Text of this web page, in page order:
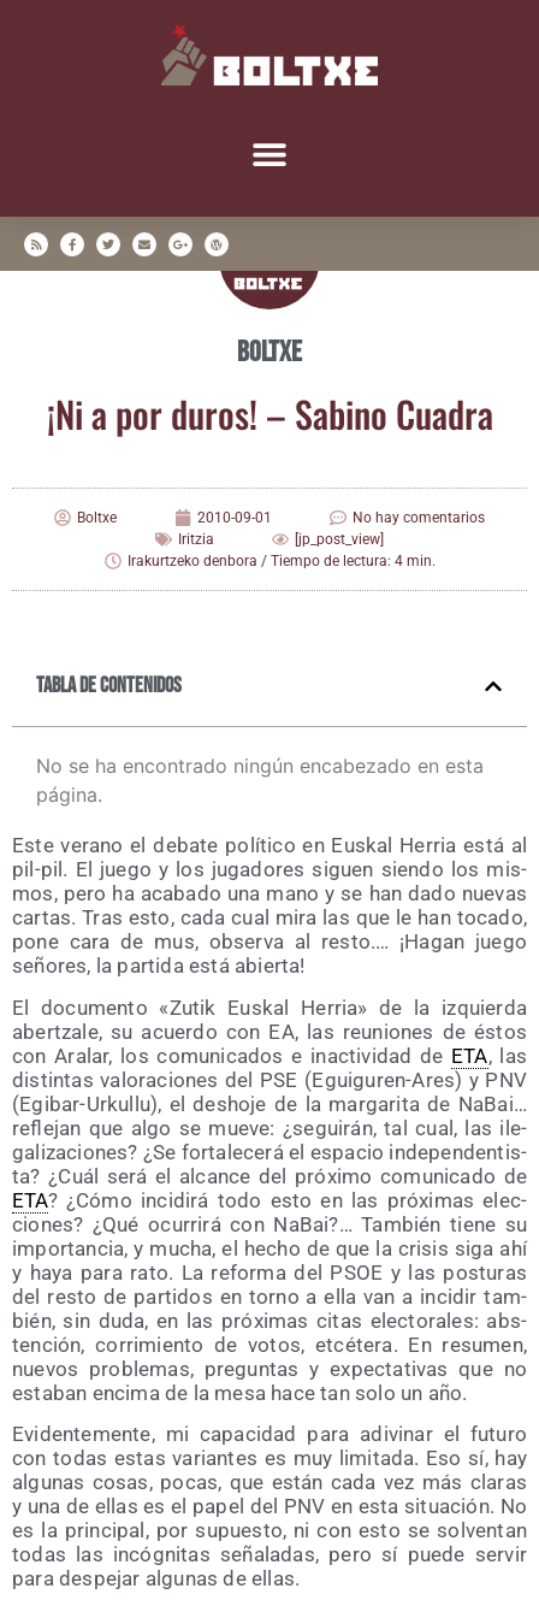
Boltxe
¡Ni a por duros! – Sabino Cuadra
Boltxe 2010-09-01
No hay comentarios
Iritzia
[jp_post_view]
Irakurtzeko denbora / Tiempo de lectura: 4 min.
Tabla de contenidos
No se ha encontrado ningún encabezado en esta
página.
Este verano el deba­te polí­ti­co en Eus­kal Herria está al
pil-pil. El jue­go y los juga­do­res siguen sien­do los mis­
mos, pero ha aca­ba­do una mano y se han dado nue­vas
car­tas. Tras esto, cada cual mira las que le han toca­do,
pone cara de mus, obser­va al res­to.… ¡Hagan jue­go
seño­res, la par­ti­da está abierta!
El docu­men­to «Zutik Eus­kal Herria» de la izquier­da
aber­tza­le, su acuer­do con EA, las reunio­nes de éstos
con Ara­lar, los comu­ni­ca­dos e inac­ti­vi­dad de ETA, las
dis­tin­tas valo­ra­cio­nes del PSE (Egui­gu­ren-Ares) y PNV
(Egi­bar-Urku­llu), el des­ho­je de la mar­ga­ri­ta de NaBai…
refle­jan que algo se mue­ve: ¿segui­rán, tal cual, las ile­
ga­li­za­cio­nes? ¿Se for­ta­le­ce­rá el espa­cio inde­pen­den­tis­
ta? ¿Cuál será el alcan­ce del pró­xi­mo comu­ni­ca­do de
ETA? ¿Cómo inci­di­rá todo esto en las pró­xi­mas elec­
cio­nes? ¿Qué ocu­rri­rá con NaBai?… Tam­bién tie­ne su
impor­tan­cia, y mucha, el hecho de que la cri­sis siga ahí
y haya para rato. La refor­ma del PSOE y las pos­tu­ras
del res­to de par­ti­dos en torno a ella van a inci­dir tam­
bién, sin duda, en las pró­xi­mas citas elec­to­ra­les: abs­
ten­ción, corri­mien­to de votos, etcé­te­ra. En resu­men,
nue­vos pro­ble­mas, pre­gun­tas y expec­ta­ti­vas que no
esta­ban enci­ma de la mesa hace tan solo un año.
Evi­den­te­men­te, mi capa­ci­dad para adi­vi­nar el futu­ro
con todas estas varian­tes es muy limi­ta­da. Eso sí, hay
algu­nas cosas, pocas, que están cada vez más cla­ras
y una de ellas es el papel del PNV en esta situa­ción. No
es la prin­ci­pal, por supues­to, ni con esto se sol­ven­tan
todas las incóg­ni­tas seña­la­das, pero sí pue­de ser­vir
para des­pe­jar algu­nas de ellas.